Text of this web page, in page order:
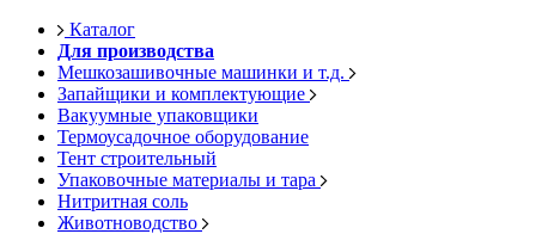
Каталог
Для производства
Мешкозашивочные машинки и т.д.
Запайщики и комплектующие
Вакуумные упаковщики
Термоусадочное оборудование
Тент строительный
Упаковочные материалы и тара
Нитритная соль
Животноводство